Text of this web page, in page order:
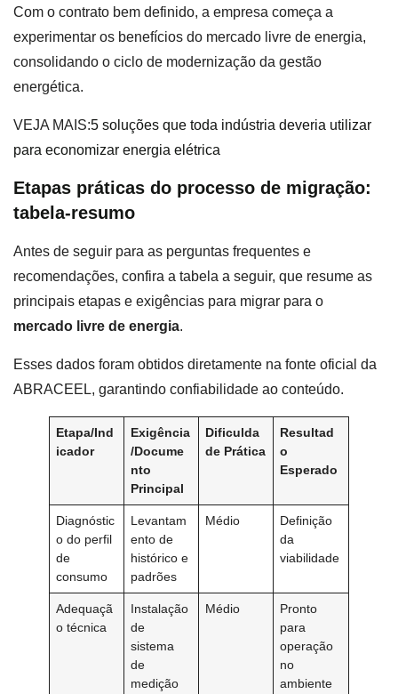
Com o contrato bem definido, a empresa começa a
experimentar os benefícios do mercado livre de energia,
consolidando o ciclo de modernização da gestão
energética.
VEJA MAIS:5 soluções que toda indústria deveria utilizar
para economizar energia elétrica
Etapas práticas do processo de migração:
tabela-resumo
Antes de seguir para as perguntas frequentes e
recomendações, confira a tabela a seguir, que resume as
principais etapas e exigências para migrar para o
mercado livre de energia.
Esses dados foram obtidos diretamente na fonte oficial da
ABRACEEL, garantindo confiabilidade ao conteúdo.
Etapa/Ind
icador
Exigência
/Docume
nto
Principal
Dificulda
de Prática
Resultad
o
Esperado
Diagnóstic
o do perfil
de
consumo
Levantam
ento de
histórico e
padrões
Médio
Definição
da
viabilidade
Adequaçã
o técnica
Instalação
de
sistema
de
medição
Médio
Pronto
para
operação
no
ambiente